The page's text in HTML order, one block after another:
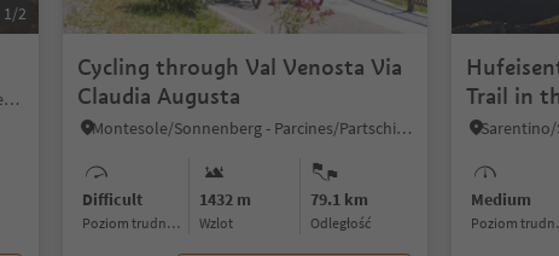
1/2
Sesto/Sexten, Sexten/Sesto, Dolomites Region 3 Zinnen
Cycling through Val Venosta Via
Claudia Augusta
Montesole/Sonnenberg - Parcines/Partschins, Graun im Vinschgau/Curon Venosta, Vinschgau/Val Venosta
Difficult
Poziom trudności
1432 m
Wzlot
79.1 km
odległość
Trail in
Medium
Poziom trudności